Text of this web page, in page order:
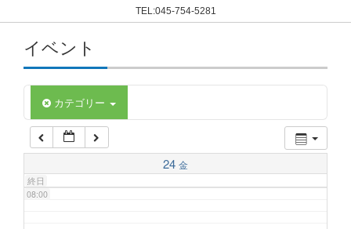
TEL:045-754-5281
イベント
カテゴリー
24 金
終日
05:00
06:00
07:00
08:00